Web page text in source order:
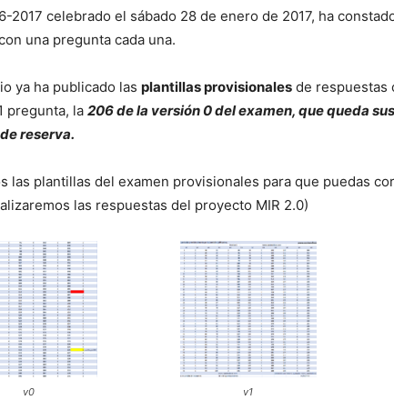
2017 celebrado el sábado 28 de enero de 2017, ha
una pregunta cada una.
ya ha publicado las plantillas provisionales de respuestas
pregunta, la 206 de la versión 0 del examen, que queda
reserva.
las plantillas del examen provisionales para que puedas
las respuestas del proyecto MIR 2.0)
v0 v1